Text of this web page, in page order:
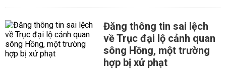
Đăng thông tin sai lệch
về Trục đại lộ cảnh quan
sông Hồng, một trường
hợp bị xử phạt